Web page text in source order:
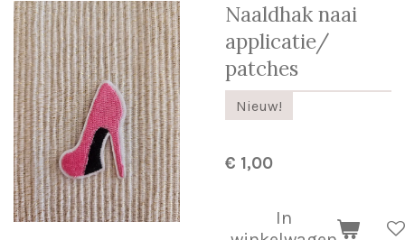
Naaldhak naai
applicatie/
patches
Nieuw!
€ 1,00
In